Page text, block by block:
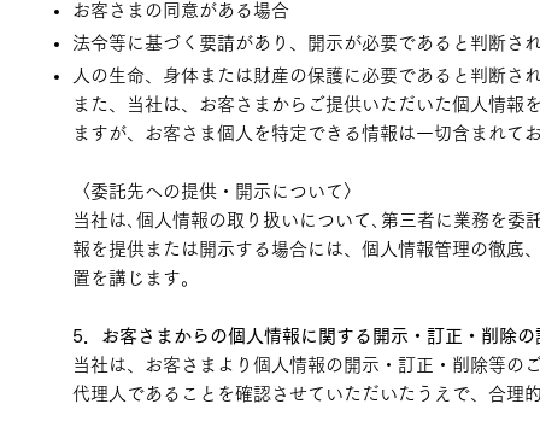
お客さまの同意がある場合
法令等に基づく要請があり、開示が必要であると判断さ
人の生命、身体または財産の保護に必要であると判断さ
また、当社は、お客さまからご提供いただいた個人情報
ますが、お客さま個人を特定できる情報は一切含まれて
〈委託先への提供・開示について〉
当社は､個人情報の取り扱いについて､第三者に業務を
報を提供または開示する場合には、個人情報管理の徹底
置を講じます。
5．お客さまからの個人情報に関する開示・訂正・削除
当社は、お客さまより個人情報の開示・訂正・削除等の
代理人であることを確認させていただいたうえで、合理